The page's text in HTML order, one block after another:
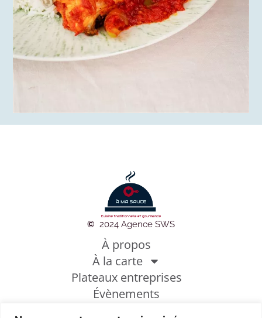
À propos
À la carte
Plateaux entreprises
Évènements
© 2024 Agence SWS